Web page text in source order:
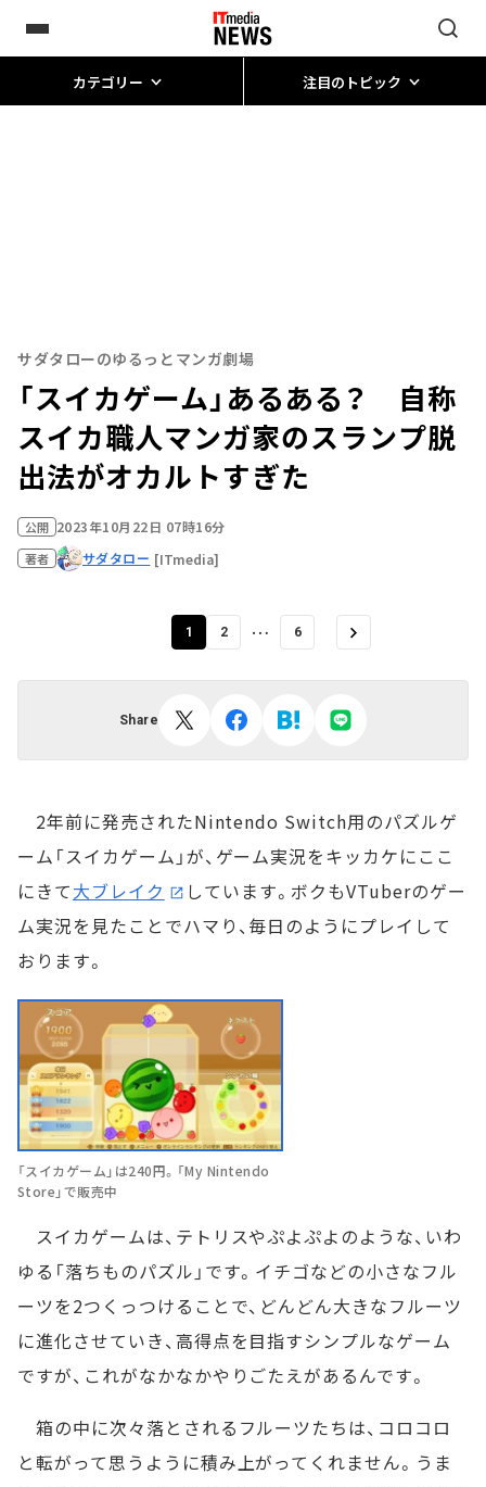
カテゴリー 注目のトピック
サダタローのゆるっとマンガ劇場
「スイカゲーム」あるある？ 自称
スイカ職人マンガ家のスランプ脱
出法がオカルトすぎた
公開 2023年10月22日 07時16分
著者 サダタロー [ITmedia]
1 2 … 6
Share
2年前に発売されたNintendo Switch用のパズルゲ
ーム「スイカゲーム」が、ゲーム実況をキッカケにここ
にきて大ブレイク
しています。ボクもVTuberのゲー
ム実況を見たことでハマり、毎日のようにプレイして
おります。
「スイカゲーム」は240円。「My Nintendo
Store」で販売中
スイカゲームは、テトリスやぷよぷよのような、いわ
ゆる「落ちものパズル」です。イチゴなどの小さなフル
ーツを2つくっつけることで、どんどん大きなフルーツ
に進化させていき、高得点を目指すシンプルなゲーム
ですが、これがなかなかやりごたえがあるんです。
箱の中に次々落とされるフルーツたちは、コロコロ
と転がって思うように積み上がってくれません。うま